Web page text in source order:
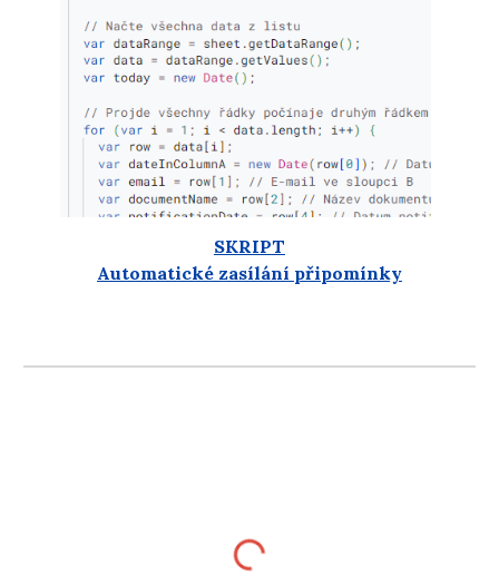
SKRIPT
Automatické zasílání připomínky